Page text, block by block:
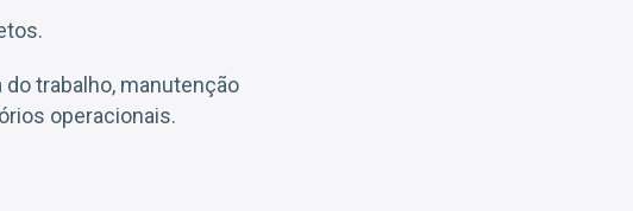
trabalho, manutenção
operacionais.